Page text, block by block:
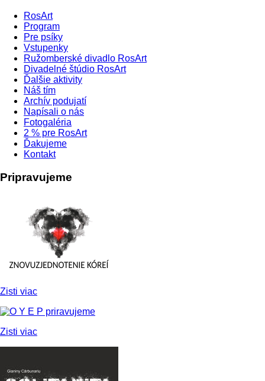
RosArt
Program
Pre psíky
Vstupenky
Ružomberské divadlo RosArt
Divadelné štúdio RosArt
Ďalšie aktivity
Náš tím
Archív podujatí
Napísali o nás
Fotogaléria
2 % pre RosArt
Ďakujeme
Kontakt
Pripravujeme
Zisti viac
Zisti viac